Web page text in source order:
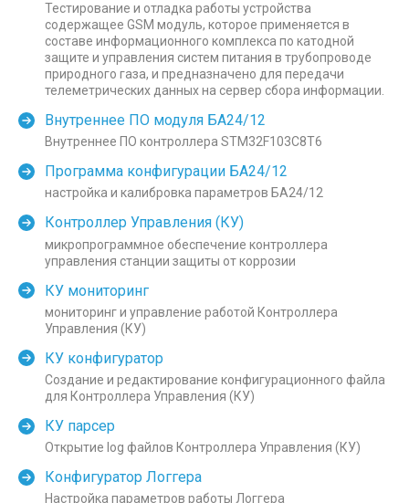
Тестирование и отладка работы устройства
содержащее GSM модуль, которое применяется в
составе информационного комплекса по катодной
защите и управления систем питания в трубопроводе
природного газа, и предназначено для передачи
телеметрических данных на сервер сбора информации.
Внутреннее ПО модуля БА24/12
Внутреннее ПО контроллера STM32F103C8T6
Программа конфигурации БА24/12
настройка и калибровка параметров БА24/12
Контроллер Управления (КУ)
микропрограммное обеспечение контроллера
управления станции защиты от коррозии
КУ мониторинг
мониторинг и управление работой Контроллера
Управления (КУ)
КУ конфигуратор
Создание и редактирование конфигурационного файла
для Контроллера Управления (КУ)
КУ парсер
Открытие log файлов Контроллера Управления (КУ)
Конфигуратор Логгера
Настройка параметров работы Логгера